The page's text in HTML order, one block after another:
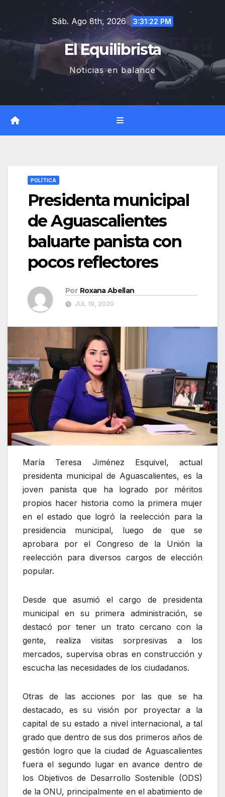
contenido
Sáb. Ago 8th, 2026 3:31:23 PM
El Equilibrista
Noticias en balance
POLÍTICA
Presidenta municipal
de Aguascalientes
baluarte panista con
pocos reflectores
Por Roxana Abellan
JUL 19, 2020
María Teresa Jiménez Esquivel, actual
presidenta municipal de Aguascalientes, es la
joven panista que ha logrado por méritos
propios hacer historia como la primera mujer
en el estado que logró la reelección para la
presidencia municipal, luego de que se
aprobara por el Congreso de la Unión la
reelección para diversos cargos de elección
popular.
Desde que asumió el cargo de presidenta
municipal en su primera administración, se
destacó por tener un trato cercano con la
gente, realiza visitas sorpresivas a los
mercados, supervisa obras en construcción y
escucha las necesidades de los ciudadanos.
Otras de las acciones por las que se ha
destacado, es su visión por proyectar a la
capital de su estado a nivel internacional, a tal
grado que dentro de sus dos primeros años de
gestión logro que la ciudad de Aguascalientes
fuera el segundo lugar en avance dentro de
los Objetivos de Desarrollo Sostenible (ODS)
de la ONU, principalmente en el abatimiento de